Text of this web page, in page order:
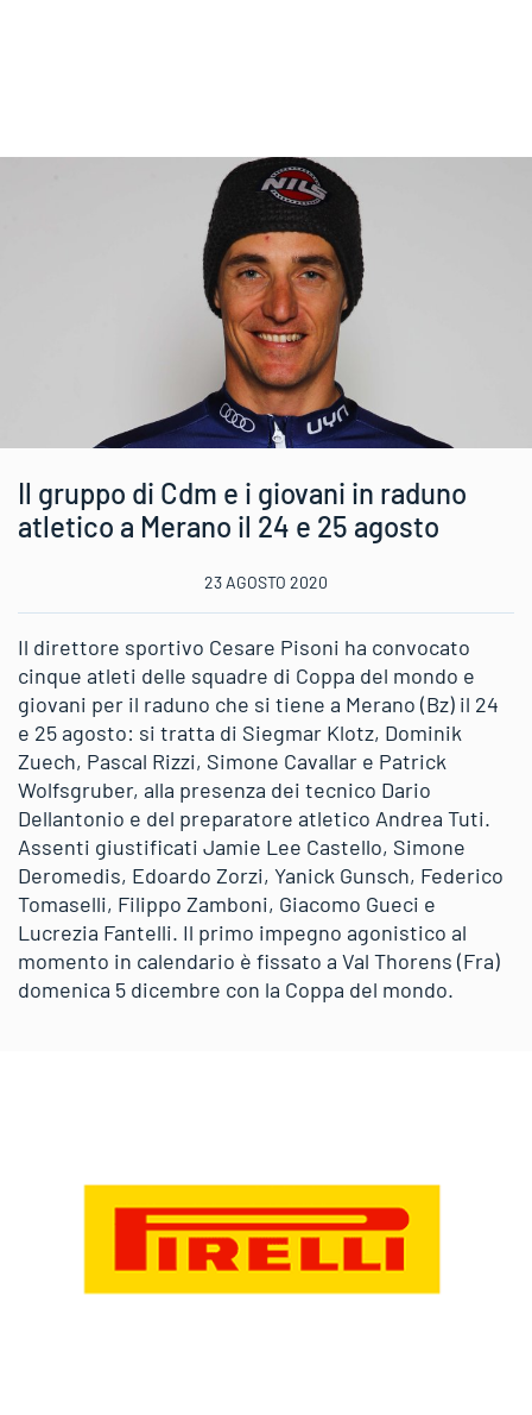
Il gruppo di Cdm e i giovani in raduno
atletico a Merano il 24 e 25 agosto
23 AGOSTO 2020
Il direttore sportivo Cesare Pisoni ha convocato
cinque atleti delle squadre di Coppa del mondo e
giovani per il raduno che si tiene a Merano (Bz) il 24
e 25 agosto: si tratta di Siegmar Klotz, Dominik
Zuech, Pascal Rizzi, Simone Cavallar e Patrick
Wolfsgruber, alla presenza dei tecnico Dario
Dellantonio e del preparatore atletico Andrea Tuti.
Assenti giustificati Jamie Lee Castello, Simone
Deromedis, Edoardo Zorzi, Yanick Gunsch, Federico
Tomaselli, Filippo Zamboni, Giacomo Gueci e
Lucrezia Fantelli. Il primo impegno agonistico al
momento in calendario è fissato a Val Thorens (Fra)
domenica 5 dicembre con la Coppa del mondo.